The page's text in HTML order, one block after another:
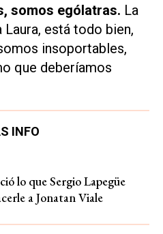
somos ególatras. La
está todo bien,
insoportables,
que deberíamos
INFO
lo que Sergio Lapegüe
a Jonatan Viale